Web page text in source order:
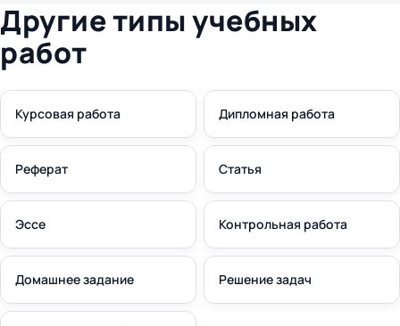
Другие типы учебных
работ
Курсовая работа Дипломная работа
Реферат Статья
Эссе Контрольная работа
Домашнее задание Решение задач